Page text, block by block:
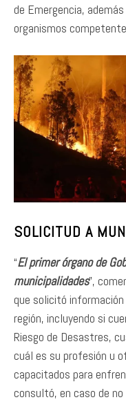
de Emergencia,
organismos
SOLICITUD A
“El primer órgano de
municipalidades”,
que solicitó
región, incluyendo si
Riesgo de Desastres,
cuál es su profesión u
capacitados para
consultó, en caso de